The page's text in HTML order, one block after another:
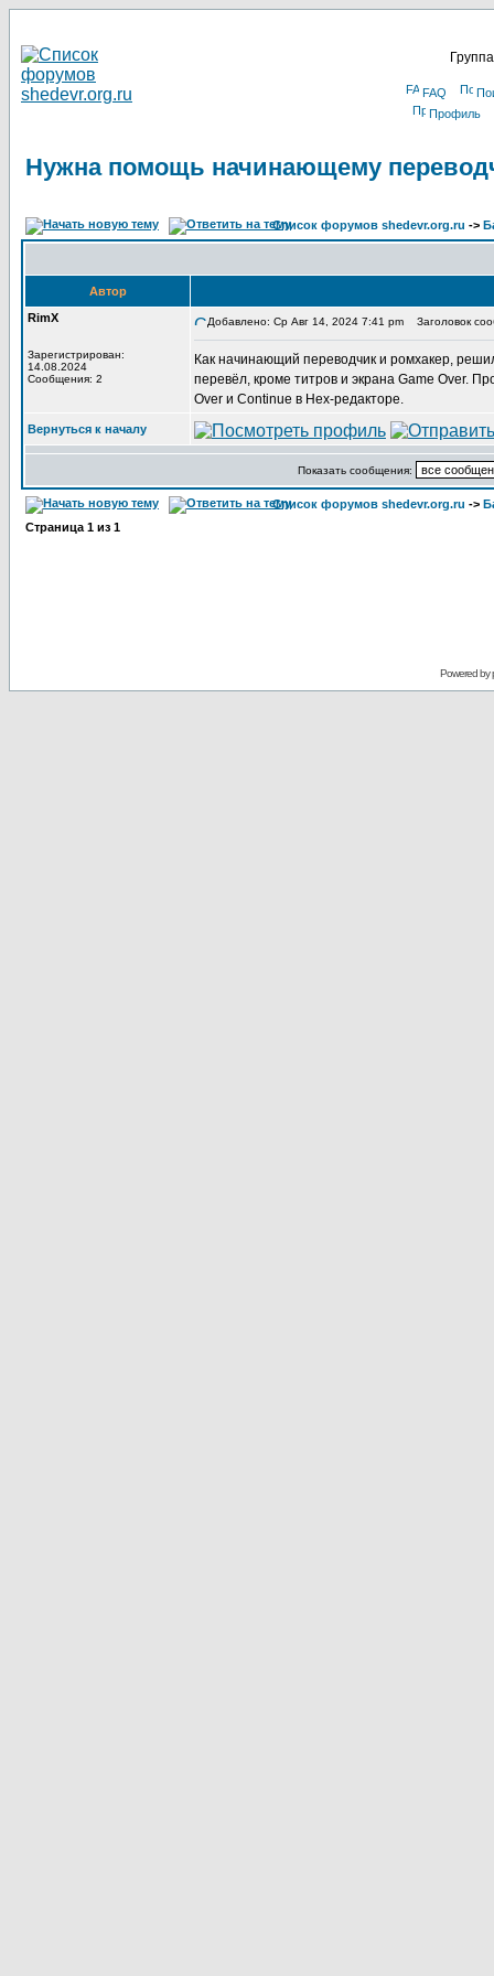
FAQ
Профиль
Нужна помощь начинающему
Список форумов shedevr.org.ru ->
Автор
RimX
Зарегистрирован:
14.08.2024
Сообщения: 2
Добавлено: Ср Авг 14, 2024 7:41 pm Заголовок
Как начинающий переводчик и ромхакер,
перевёл, кроме титров и экрана Game Over.
Over и Continue в Hex-редакторе.
Вернуться к началу
Показать сообщения:
Список форумов shedevr.org.ru ->
Страница 1 из 1
Powered by